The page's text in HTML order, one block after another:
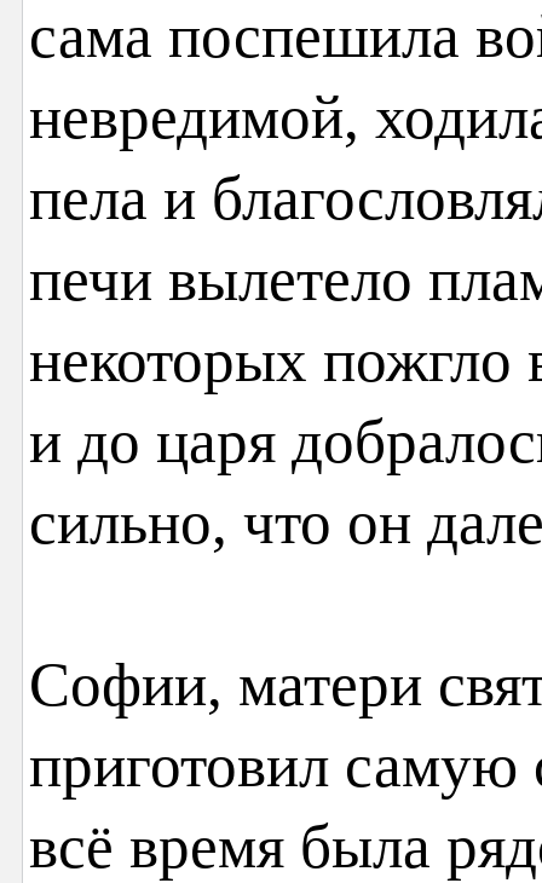
сама поспешила
невредимой,
пела и
печи вылетело
некоторых пожгло
и до царя
сильно, что он
Софии, матери
приготовил
всё время была